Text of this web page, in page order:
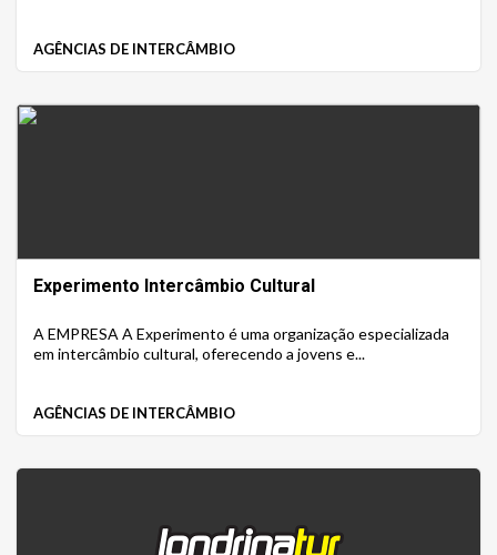
AGÊNCIAS DE INTERCÂMBIO
Experimento Intercâmbio Cultural
A EMPRESA A Experimento é uma organização especializada
em intercâmbio cultural, oferecendo a jovens e...
AGÊNCIAS DE INTERCÂMBIO